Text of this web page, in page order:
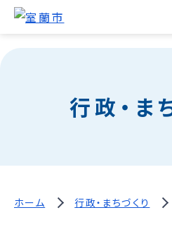
行政・ま
ホーム 行政・まちづくり